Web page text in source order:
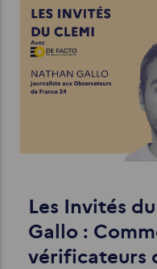
Les Invités
Gallo :
vérificateurs